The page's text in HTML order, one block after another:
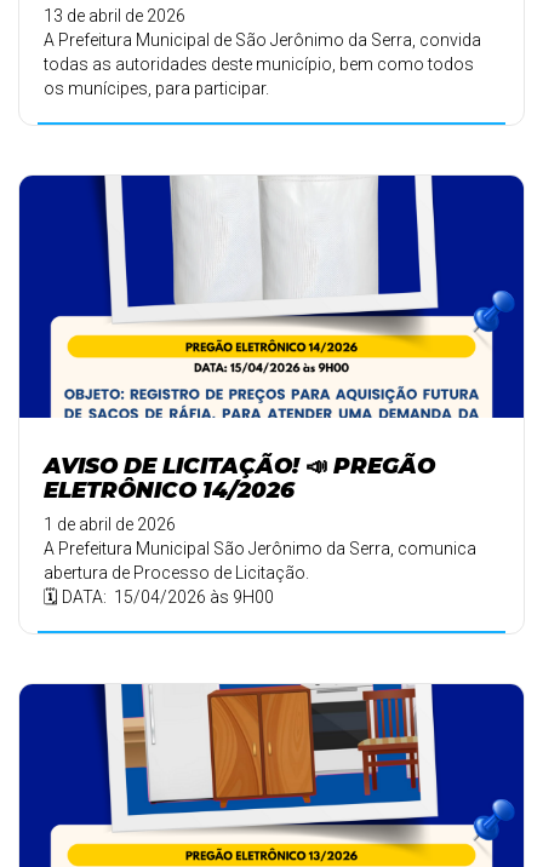
13 de abril de 2026
A Prefeitura Municipal de São Jerônimo da Serra, convida
todas as autoridades deste município, bem como todos
os munícipes, para participar.
AVISO DE LICITAÇÃO! 📣 PREGÃO
ELETRÔNICO 14/2026
1 de abril de 2026
A Prefeitura Municipal São Jerônimo da Serra, comunica
abertura de Processo de Licitação.
🗓️ DATA: 15/04/2026 às 9H00